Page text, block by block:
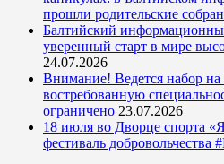
прошли родительские
Балтийский
уверенный старт в мире
24.07.2026
Внимание! Ведется набор на
востребованную
ограничено 23.07.2026
18 июля во Дворце спорта
фестиваль добровольчества